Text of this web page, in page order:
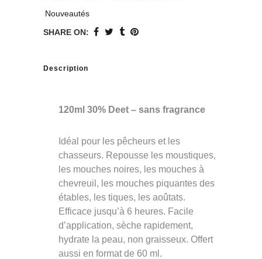
Nouveautés
SHARE ON:
Description
120ml 30% Deet – sans fragrance
Idéal pour les pêcheurs et les
chasseurs. Repousse les moustiques,
les mouches noires, les mouches à
chevreuil, les mouches piquantes des
étables, les tiques, les aoûtats.
Efficace jusqu’à 6 heures. Facile
d’application, sèche rapidement,
hydrate la peau, non graisseux. Offert
aussi en format de 60 ml.